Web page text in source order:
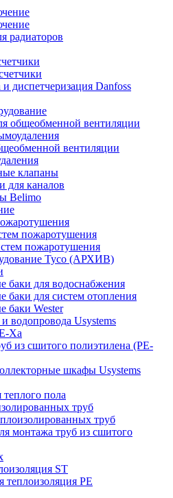
радиаторов
диспетчеризация Danfoss
общеобменной вентиляции
вентиляции
клапаны
для каналов
Belimo
пожаротушения
пожаротушения
Tyco (АРХИВ)
баки для водоснабжения
баки для систем отопления
баки Wester
водопровода Usystems
Xa
из сшитого полиэтилена (PE-
шкафы Usystems
пола
труб
труб
монтажа труб из сшитого
ST
теплоизоляция PE